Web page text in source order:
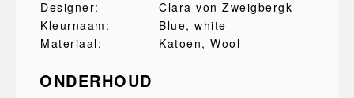
Designer:
Clara von Zweigbergk
Kleurnaam:
Blue, white
Materiaal:
Katoen, Wool
ONDERHOUD